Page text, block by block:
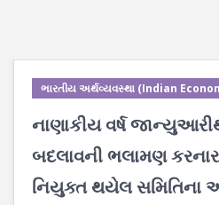
ભારતીય અર્થવ્યવસ્થા (Indian
નાણાકીય વર્ષ
બદલાવની ભલામણ કરનાર
નિયુક્ત થયેલ સમિતિના